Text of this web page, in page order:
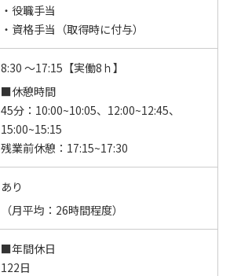
・役職手当
・資格手当（取得時に付与）
8:30 ～17:15【実働8ｈ】
■休憩時間
45分：10:00~10:05、12:00~12:45、
15:00~15:15
残業前休憩：17:15~17:30
あり
（月平均：26時間程度）
■年間休日
122日